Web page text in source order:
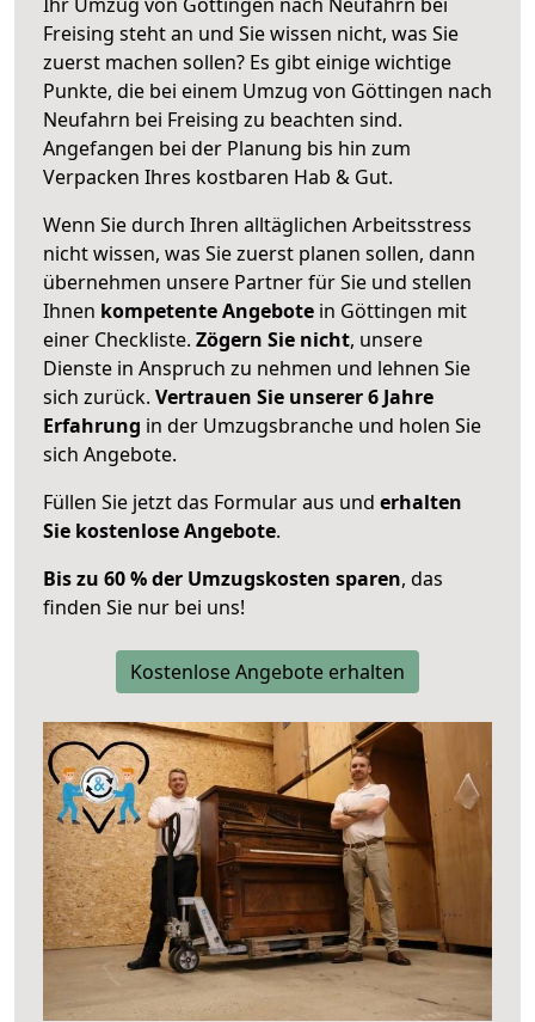
Freising steht an und Sie wissen nicht, was Sie
zuerst machen sollen? Es gibt einige wichtige
Punkte, die bei einem Umzug von Göttingen nach
Neufahrn bei Freising zu beachten sind.
Angefangen bei der Planung bis hin zum
Verpacken Ihres kostbaren Hab & Gut.
Wenn Sie durch Ihren alltäglichen Arbeitsstress
nicht wissen, was Sie zuerst planen sollen, dann
übernehmen unsere Partner für Sie und stellen
Ihnen kompetente Angebote in Göttingen mit
einer Checkliste. Zögern Sie nicht, unsere
Dienste in Anspruch zu nehmen und lehnen Sie
sich zurück. Vertrauen Sie unserer 6 Jahre
Erfahrung in der Umzugsbranche und holen Sie
sich Angebote.
Füllen Sie jetzt das Formular aus und erhalten
Sie kostenlose Angebote.
Bis zu 60 % der Umzugskosten sparen, das
finden Sie nur bei uns!
Kostenlose Angebote erhalten